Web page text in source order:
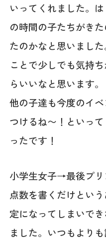
いってくれました。
の時間の子たちがき
たのかなと思いまし
ことで少しでも気持
らいいなと思います。
他の子達も今度のイ
つけるね〜！といっ
ったです！
小学生女子→最後プ
点数を書くだけとい
定になってしまいで
ました。いつもより